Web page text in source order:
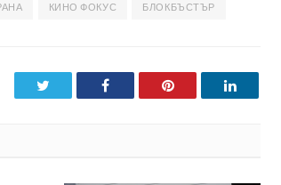
КИНО ФОКУС БЛОКБЪСТЪР
Facebook Pinterest LinkedIn